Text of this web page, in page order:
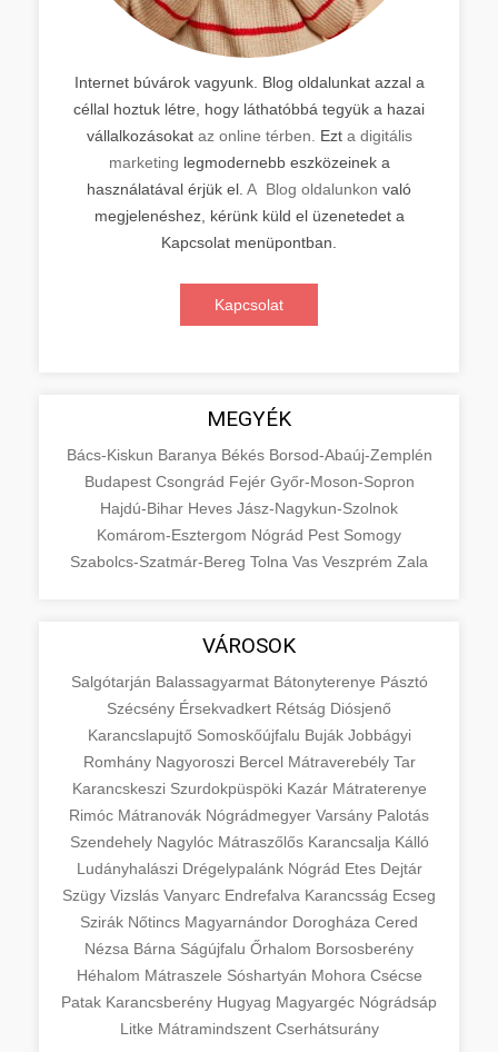
Internet búvárok vagyunk. Blog oldalunkat azzal a
céllal hoztuk létre, hogy láthatóbbá tegyük a hazai
vállalkozásokat az online térben. Ezt a digitális
marketing legmodernebb eszközeinek a
használatával érjük el. A Blog oldalunkon való
megjelenéshez, kérünk küld el üzenetedet a
Kapcsolat menüpontban.
Kapcsolat
MEGYÉK
Bács-Kiskun Baranya Békés Borsod-Abaúj-Zemplén
Budapest Csongrád Fejér Győr-Moson-Sopron
Hajdú-Bihar Heves Jász-Nagykun-Szolnok
Komárom-Esztergom Nógrád Pest Somogy
Szabolcs-Szatmár-Bereg Tolna Vas Veszprém Zala
VÁROSOK
Salgótarján Balassagyarmat Bátonyterenye Pásztó
Szécsény Érsekvadkert Rétság Diósjenő
Karancslapujtő Somoskőújfalu Buják Jobbágyi
Romhány Nagyoroszi Bercel Mátraverebély Tar
Karancskeszi Szurdokpüspöki Kazár Mátraterenye
Rimóc Mátranovák Nógrádmegyer Varsány Palotás
Szendehely Nagylóc Mátraszőlős Karancsalja Kálló
Ludányhalászi Drégelypalánk Nógrád Etes Dejtár
Szügy Vizslás Vanyarc Endrefalva Karancsság Ecseg
Szirák Nőtincs Magyarnándor Dorogháza Cered
Nézsa Bárna Ságújfalu Őrhalom Borsosberény
Héhalom Mátraszele Sóshartyán Mohora Csécse
Patak Karancsberény Hugyag Magyargéc Nógrádsáp
Litke Mátramindszent Cserhátsurány